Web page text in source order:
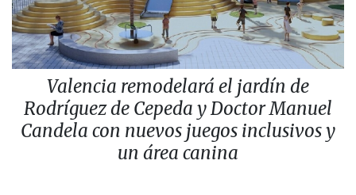
Valencia remodelará el jardín de
Rodríguez de Cepeda y Doctor Manuel
Candela con nuevos juegos inclusivos y
un área canina